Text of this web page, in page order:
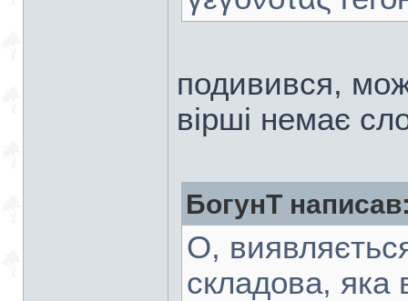
подивився,
вірші немає
БогунТ
О,
складова, яка